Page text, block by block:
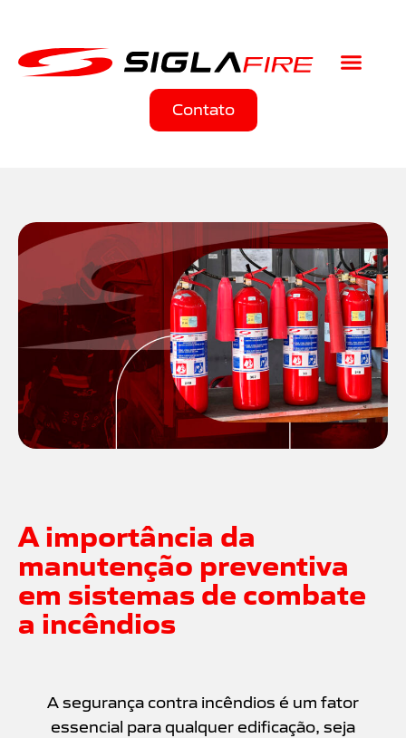
Contato
A importância da
manutenção preventiva
em sistemas de combate
a incêndios
A segurança contra incêndios é um fator
essencial para qualquer edificação, seja